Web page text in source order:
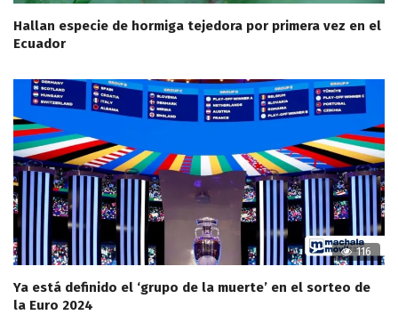
Hallan especie de hormiga tejedora por primera vez en el
Ecuador
116
Ya está definido el ‘grupo de la muerte’ en el sorteo de
la Euro 2024